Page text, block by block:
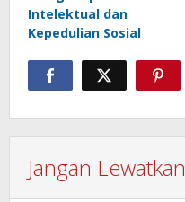
Intelektual dan
Kepedulian Sosial
Jangan Lewatkan